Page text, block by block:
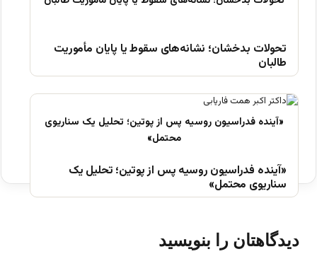
تحولات بدخشان؛ نشانه‌های سقوط یا پایان مأموریت
طالبان
«آینده فدراسیون روسیه پس از پوتین؛ تحلیل یک
سناریوی محتمل»
دیدگاهتان را بنویسید